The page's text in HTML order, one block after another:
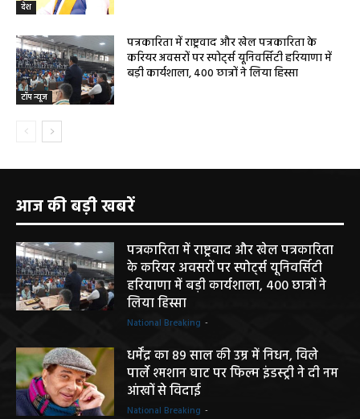
देश
टॉप न्यूज
पत्रकारिता में राष्ट्रवाद और खेल पत्रकारिता के
करियर अवसरों पर स्पोर्ट्स यूनिवर्सिटी हरियाणा में
बड़ी कार्यशाला, 400 छात्रों ने लिया हिस्सा
आज की बड़ी खबरें
पत्रकारिता में राष्ट्रवाद और खेल पत्रकारिता
के करियर अवसरों पर स्पोर्ट्स यूनिवर्सिटी
हरियाणा में बड़ी कार्यशाला, 400 छात्रों ने
लिया हिस्सा
National Breaking -
धर्मेंद्र का 89 साल की उम्र में निधन, विले
पार्ले श्मशान घाट पर फिल्म इंडस्ट्री ने दी नम
आंखों से विदाई
National Breaking -